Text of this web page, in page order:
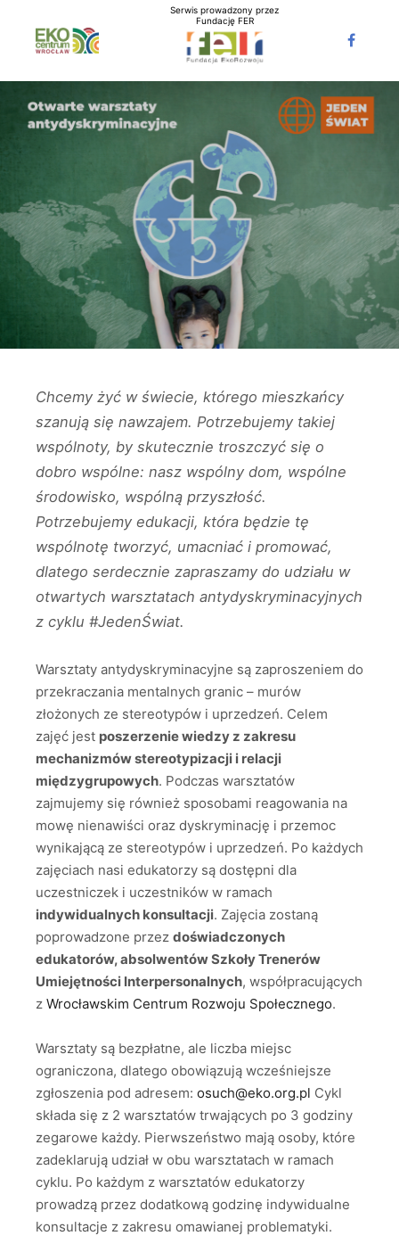
Serwis prowadzony przez
Fundację FER
Chcemy żyć w świecie, którego mieszkańcy
szanują się nawzajem. Potrzebujemy takiej
wspólnoty, by skutecznie troszczyć się o
dobro wspólne: nasz wspólny dom, wspólne
środowisko, wspólną przyszłość.
Potrzebujemy edukacji, która będzie tę
wspólnotę tworzyć, umacniać i promować,
dlatego serdecznie zapraszamy do udziału w
otwartych warsztatach antydyskryminacyjnych
z cyklu #JedenŚwiat.
Warsztaty antydyskryminacyjne są zaproszeniem do
przekraczania mentalnych granic – murów
złożonych ze stereotypów i uprzedzeń. Celem
zajęć jest poszerzenie wiedzy z zakresu
mechanizmów stereotypizacji i relacji
międzygrupowych. Podczas warsztatów
zajmujemy się również sposobami reagowania na
mowę nienawiści oraz dyskryminację i przemoc
wynikającą ze stereotypów i uprzedzeń. Po każdych
zajęciach nasi edukatorzy są dostępni dla
uczestniczek i uczestników w ramach
indywidualnych konsultacji. Zajęcia zostaną
poprowadzone przez doświadczonych
edukatorów, absolwentów Szkoły Trenerów
Umiejętności Interpersonalnych, współpracujących
z Wrocławskim Centrum Rozwoju Społecznego.
Warsztaty są bezpłatne, ale liczba miejsc
ograniczona, dlatego obowiązują wcześniejsze
zgłoszenia pod adresem: osuch@eko.org.pl Cykl
składa się z 2 warsztatów trwających po 3 godziny
zegarowe każdy. Pierwszeństwo mają osoby, które
zadeklarują udział w obu warsztatach w ramach
cyklu. Po każdym z warsztatów edukatorzy
prowadzą przez dodatkową godzinę indywidualne
konsultacje z zakresu omawianej problematyki.